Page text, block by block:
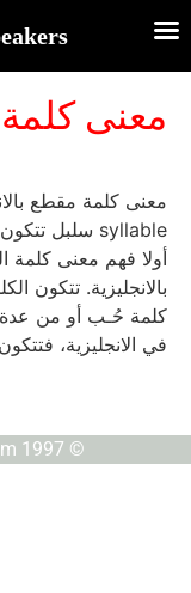
معنى كلمة
معنى كلمة مقطع
أولا فهم معنى كلمة
بالانجليزية. تتكون
كلمة حُـب أو من
في الانجليزية،
© englishforarabicspeakers.com 1997